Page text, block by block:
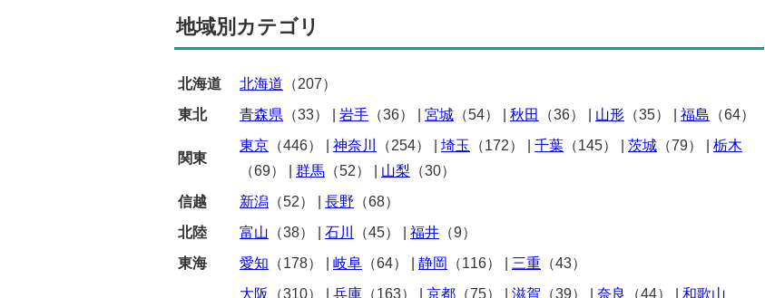
地域別カテゴリ
北海道 北海道 （207）
東北
青森県 （33） 岩手 （36） 宮城 （54） 秋田 （36） 山形 （35） 福島 （64）
関東
東京 （446） 神奈川 （254） 埼玉 （172） 千葉 （145） 茨城 （79）
栃木
（69）
群馬 （52） 山梨 （30）
信越
新潟 （52） 長野 （68）
北陸
富山 （38） 石川 （45） 福井 （9）
東海
愛知 （178） 岐阜 （64） 静岡 （116） 三重 （43）
大阪
（310） 兵庫 （163） 京都 （75） 滋賀 （39） 奈良 （44） 和歌山